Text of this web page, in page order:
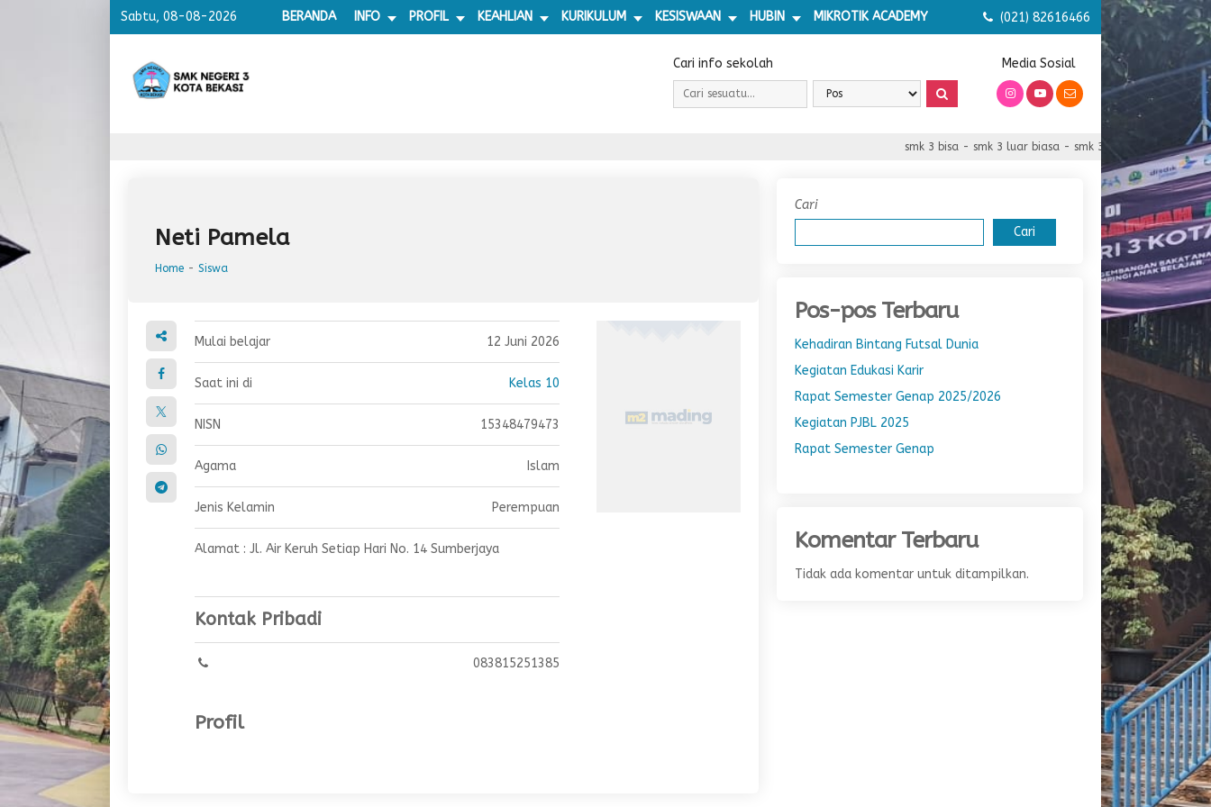
Sabtu, 08-08-2026 BERANDA INFO PROFIL KEAHLIAN KURIKULUM KESISWAAN HUBIN MIKROTIK ACADEMY (021) 82616466
Cari info sekolah Media Sosial
smk 3 bisa - smk 3 luar biasa - smk 3 serba bisa
Neti Pamela
Home - Siswa
Mulai belajar 12 Juni 2026
Saat ini di Kelas 10
NISN 15348479473
Agama Islam
Jenis Kelamin Perempuan
Alamat : Jl. Air Keruh Setiap Hari No. 14 Sumberjaya
Kontak Pribadi
083815251385
Profil
Cari
Cari
Pos-pos Terbaru
Kehadiran Bintang Futsal Dunia
Kegiatan Edukasi Karir
Rapat Semester Genap 2025/2026
Kegiatan PJBL 2025
Rapat Semester Genap
Komentar Terbaru
Tidak ada komentar untuk ditampilkan.